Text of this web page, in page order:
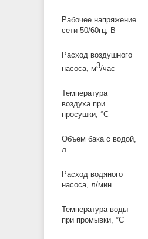
Рабочее напряжение
сети 50/60гц, В
Расход воздушного
насоса, м3/час
Температура
воздуха при
просушки, °С
Объем бака с водой,
л
Расход водяного
насоса, л/мин
Температура воды
при промывки, °С